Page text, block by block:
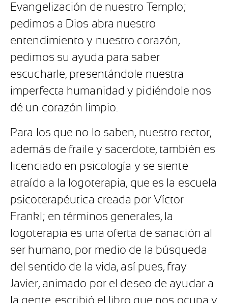
Evangelización de nuestro Templo;
pedimos a Dios abra nuestro
entendimiento y nuestro corazón,
pedimos su ayuda para saber
escucharle, presentándole nuestra
imperfecta humanidad y pidiéndole nos
dé un corazón limpio.
Para los que no lo saben, nuestro rector,
además de fraile y sacerdote, también es
licenciado en psicología y se siente
atraído a la logoterapia, que es la escuela
psicoterapéutica creada por Víctor
Frankl; en términos generales, la
logoterapia es una oferta de sanación al
ser humano, por medio de la búsqueda
del sentido de la vida, así pues, fray
Javier, animado por el deseo de ayudar a
la gente, escribió el libro que nos ocupa y